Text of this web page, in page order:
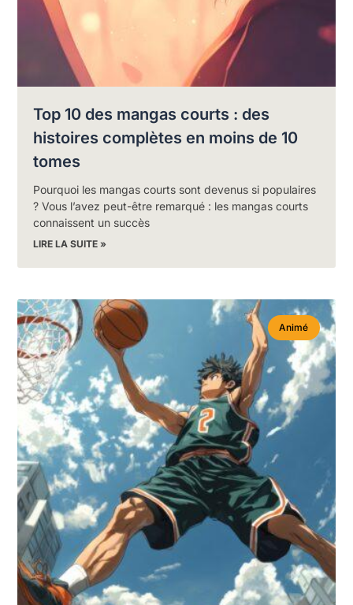
Top 10 des mangas courts : des
histoires complètes en moins de 10
tomes
Pourquoi les mangas courts sont devenus si populaires
? Vous l’avez peut-être remarqué : les mangas courts
connaissent un succès
LIRE LA SUITE »
Animé